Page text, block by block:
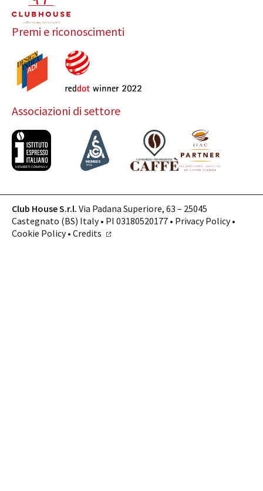
Premi e riconoscimenti
Associazioni di settore
Club House S.r.l. Via Padana Superiore, 63 – 25045
Castegnato (BS) Italy • PI 03180520177 • Privacy Policy•
Cookie Policy• Credits